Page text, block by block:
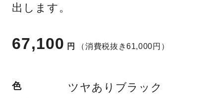
出します。
67,100 円 （消費税抜き61,000円）
色 ツヤありブラック